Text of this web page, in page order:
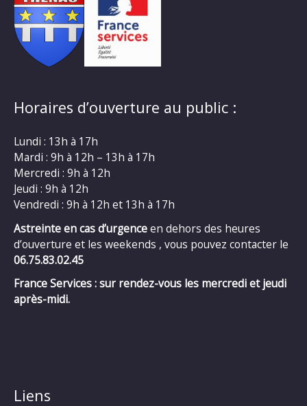
Horaires d’ouverture au public :
Lundi : 13h à 17h
Mardi : 9h à 12h – 13h à 17h
Mercredi : 9h à 12h
Jeudi : 9h à 12h
Vendredi : 9h à 12h et 13h à 17h
Astreinte en cas d’urgenceen dehors des heures
d’ouverture et les weekends , vous pouvez contacter le
06.75.83.02.45
France Services : sur rendez-vous les mercredi et jeudi
après-midi.
Liens